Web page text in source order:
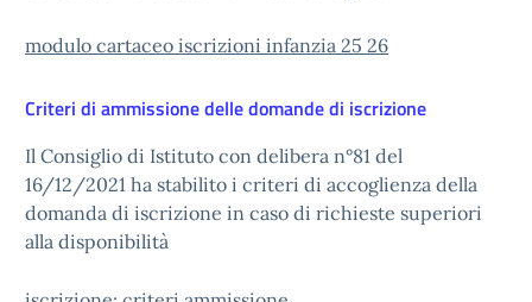
modulo cartaceo iscrizioni infanzia 25 26
Criteri di ammissione delle domande di iscrizione
Il Consiglio di Istituto con delibera n°81 del
16/12/2021 ha stabilito i criteri di accoglienza della
domanda di iscrizione in caso di richieste superiori
alla disponibilità